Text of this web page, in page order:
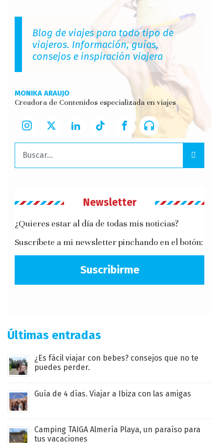
Blog de viajes para todo tipo de
viajeros. Información, guías,
consejos e inspiración viajera
MONIKA ARAUJO
Creadora de Contenidos especializada en viajes
Buscar:
Newsletter
¿Quieres estar al día de todas mis noticias?
Suscríbete a mi newsletter pinchando en el botón:
Suscribirme
Últimas entradas
¿Es fácil viajar con bebes? consejos que no te
puedes perder.
Guía de 4 días. Viajar a Ibiza con las amigas
Camping TAIGA Almería Playa, un paraíso para
tus vacaciones